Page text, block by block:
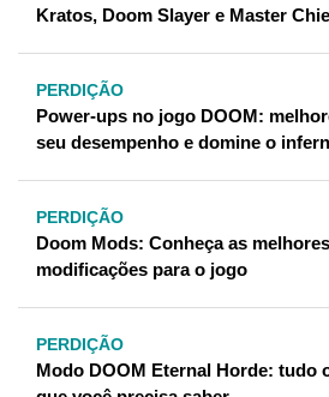
Kratos, Doom Slayer e Master
PERDIÇÃO
Power-ups no jogo DOOM:
seu desempenho e domine o
PERDIÇÃO
Doom Mods: Conheça as melhores
modificações para o jogo
PERDIÇÃO
Modo DOOM Eternal Horde: tudo